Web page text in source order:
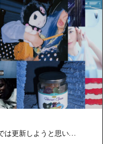
は更新しようと思い…